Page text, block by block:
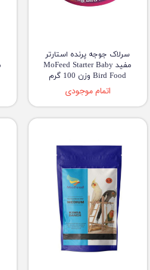
سرلاک جوجه پرنده استارتر
مفید MoFeed Starter Baby
Bird Food وزن 100 گرم
اتمام موجودی